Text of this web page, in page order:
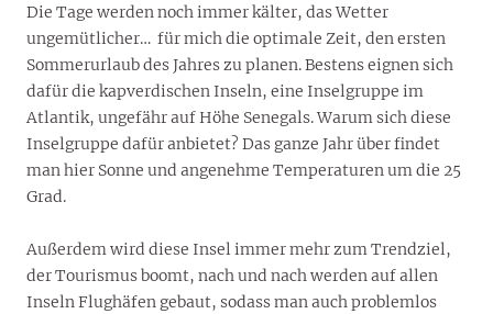
Die Tage werden noch immer kälter, das Wetter
ungemütlicher… für mich die optimale Zeit, den ersten
Sommerurlaub des Jahres zu planen. Bestens eignen sich
dafür die kapverdischen Inseln, eine Inselgruppe im
Atlantik, ungefähr auf Höhe Senegals. Warum sich diese
Inselgruppe dafür anbietet? Das ganze Jahr über findet
man hier Sonne und angenehme Temperaturen um die 25
Grad.
Außerdem wird diese Insel immer mehr zum Trendziel,
der Tourismus boomt, nach und nach werden auf allen
Inseln Flughäfen gebaut, sodass man auch problemlos